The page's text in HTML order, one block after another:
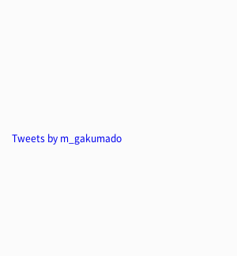
Tweets by m_gakumado